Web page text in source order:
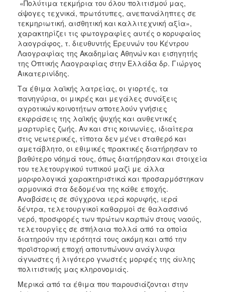
«Πολύτιμα τεκμήρια του όλου πολιτισμού μας,
άψογες τεχνικά, πρωτότυπες, ανεπανάληπτες σε
τεκμηριωτική, αισθητική και καλλιτεχνική αξία»,
χαρακτηρίζει τις φωτογραφίες αυτές ο κορυφαίος
λαογράφος, τ. διευθυντής Ερευνών του Κέντρου
Λαογραφίας της Ακαδημίας Αθηνών και εισηγητής
της Οπτικής Λαογραφίας στην Ελλάδα δρ. Γιώργος
Αικατερινίδης.
Τα έθιμα λαϊκής λατρείας, οι γιορτές, τα
πανηγύρια, οι μικρές και μεγάλες συνάξεις
αγροτικών κοινοτήτων αποτελούν γνήσιες
εκφράσεις της λαϊκής ψυχής και αυθεντικές
μαρτυρίες ζωής. Αν και στις κοινωνίες, ιδιαίτερα
στις νεωτερικές, τίποτα δεν μένει σταθερό και
αμετάβλητο, οι εθιμικές πρακτικές διατήρησαν το
βαθύτερο νόημά τους, όπως διατήρησαν και στοιχεία
του τελετουργικού τυπικού μαζί με άλλα
μορφολογικά χαρακτηριστικά και προσαρμόστηκαν
αρμονικά στα δεδομένα της κάθε εποχής.
Αναβάσεις σε σύγχρονα ιερά κορυφής, ιερά
δέντρα, τελετουργικοί καθαρμοί σε θαλασσινό
νερό, προσφορές των πρώτων καρπών στους ναούς,
τελετουργίες σε σπήλαια πολλά από τα οποία
διατηρούν την ιερότητά τους ακόμη και από την
προϊστορική εποχή αποτυπώνουν ανάγλυφα
άγνωστες ή λιγότερο γνωστές μορφές της άυλης
πολιτιστικής μας κληρονομιάς.
Μερικά από τα έθιμα που παρουσιάζονται στην